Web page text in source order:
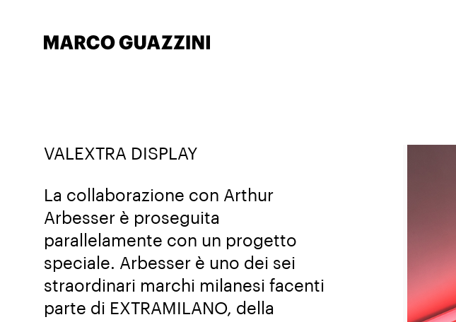
VALEXTRA DISPLAY
La collaborazione con Arthur
Arbesser è proseguita
parallelamente con un progetto
speciale. Arbesser è uno dei sei
straordinari marchi milanesi facenti
parte di EXTRAMILANO, della